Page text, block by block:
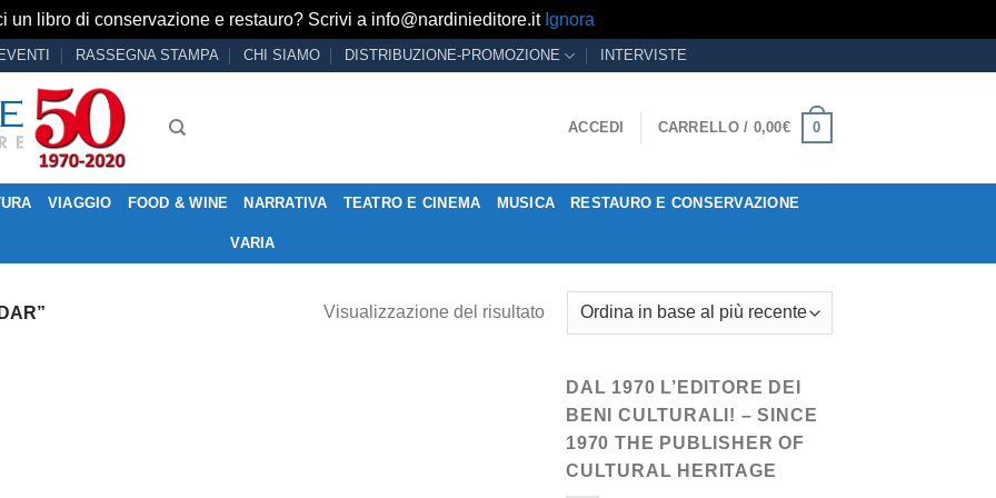
un libro di conservazione e restauro? Scrivi a info@nardinieditore.it Ignora
EVENTI RASSEGNA STAMPA CHI SIAMO DISTRIBUZIONE-PROMOZIONE INTERVISTE
ACCEDI CARRELLO / 0,00€ 0
VIAGGIO FOOD & WINE NARRATIVA TEATRO E CINEMA MUSICA RESTAURO E CONSERVAZIONE
VARIA
Visualizzazione del risultato
DAL 1970 L’EDITORE DEI
BENI CULTURALI! – SINCE
1970 THE PUBLISHER OF
CULTURAL HERITAGE